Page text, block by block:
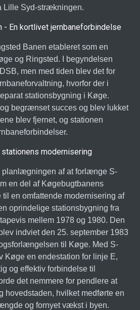
Lille Syd-strækningen.
- En kortlivet jernbaneforbindelse
Banen etableret som en
og Ringsted. I begyndelsen
men med tiden blev det for
hvorfor der i
stationsbygning i Køge.
begrænset succes og blev lukket
blev fjernet, og stationen
modernisering
planlægningen af at forlænge S-
en del af Køgebugtbanens
til en omfattende modernisering af
oprindelige stationsbygning fra
mellem 1978 og 1980. Den
indviet den 25. september 1983
til Køge. Med S-
Køge en endestation for linje E,
og effektiv forbindelse til
det nemmere for pendlere at
hovedstaden, hvilket medførte en
og fornyet vækst i byen.